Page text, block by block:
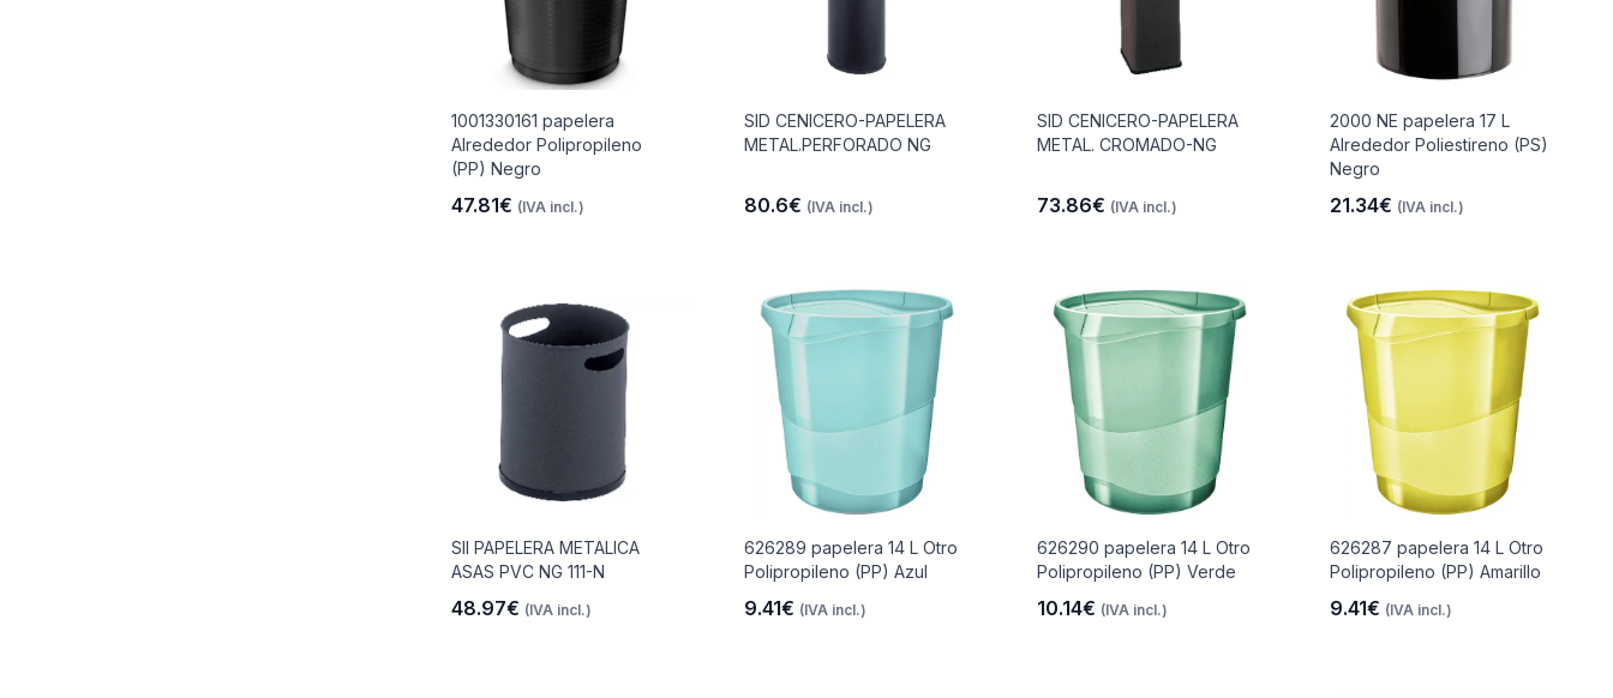
1001330161 papelera
Alrededor Polipropileno
(PP) Negro
47.81€ (IVA incl.)
SID CENICERO-PAPELERA
METAL.PERFORADO NG
80.6€ (IVA incl.)
SID CENICERO-PAPELERA
METAL. CROMADO-NG
73.86€ (IVA incl.)
2000 NE papelera 17 L
Alrededor Poliestireno (PS)
Negro
21.34€ (IVA incl.)
SII PAPELERA METALICA
ASAS PVC NG 111-N
48.97€ (IVA incl.)
626289 papelera 14 L Otro
Polipropileno (PP) Azul
9.41€ (IVA incl.)
626290 papelera 14 L Otro
Polipropileno (PP) Verde
10.14€ (IVA incl.)
626287 papelera 14 L Otro
Polipropileno (PP) Amarillo
9.41€ (IVA incl.)